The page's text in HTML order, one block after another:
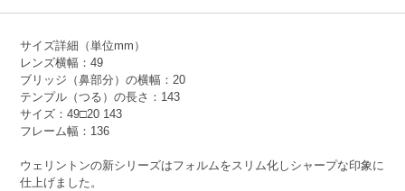
サイズ詳細（単位mm）
レンズ横幅：49
ブリッジ（鼻部分）の横幅：20
テンプル（つる）の長さ：143
サイズ：49□20 143
フレーム幅：136
ウェリントンの新シリーズはフォルムをスリム化しシャープな印象に
仕上げました。